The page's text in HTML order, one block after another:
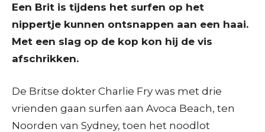
Een Brit is tijdens het surfen op het
nippertje kunnen ontsnappen aan een haai.
Met een slag op de kop kon hij de vis
afschrikken.
De Britse dokter Charlie Fry was met drie
vrienden gaan surfen aan Avoca Beach, ten
Noorden van Sydney, toen het noodlot